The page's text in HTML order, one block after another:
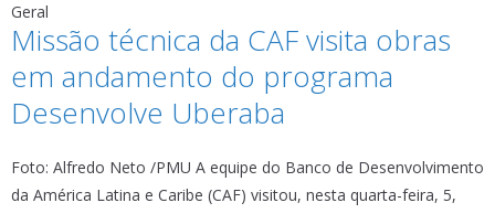
Geral
Missão técnica da CAF visita obras
em andamento do programa
Desenvolve Uberaba
Foto: Alfredo Neto /PMU A equipe do Banco de Desenvolvimento
da América Latina e Caribe (CAF) visitou, nesta quarta-feira, 5,